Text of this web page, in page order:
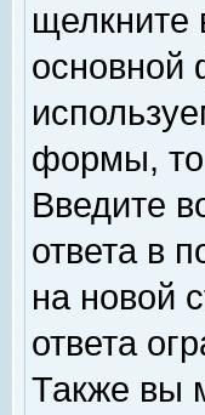
щелкните
основной
формы, то
Введите
ответа в
на новой
ответа
Также вы